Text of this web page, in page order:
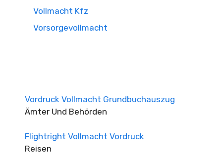
Vollmacht Kfz
Vorsorgevollmacht
Vordruck Vollmacht Grundbuchauszug
Ämter Und Behörden
Flightright Vollmacht Vordruck
Reisen